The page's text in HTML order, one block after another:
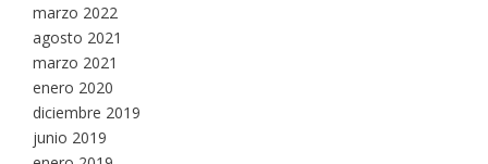
marzo 2022
agosto 2021
marzo 2021
enero 2020
diciembre 2019
junio 2019